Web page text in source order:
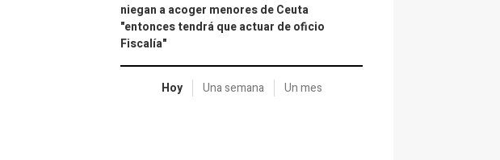
niegan a acoger menores de Ceuta
"entonces tendrá que actuar de oficio
Fiscalía"
Hoy Una semana Un mes